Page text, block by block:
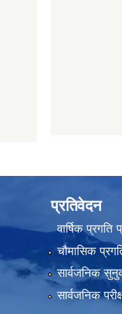
प्रतिवेदन
वार्षिक प्रगति
चौमासिक
सार्वजनिक
सार्वजनिक